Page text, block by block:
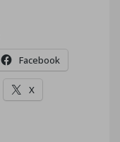
Facebook
X